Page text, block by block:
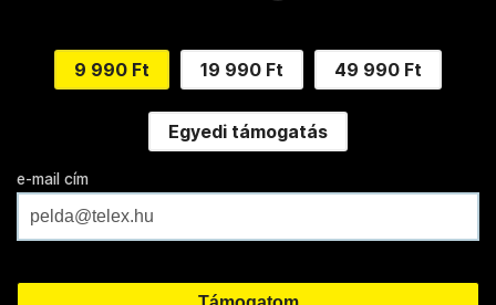
9 990 Ft 19 990 Ft 49 990 Ft
Egyedi támogatás
e-mail cím